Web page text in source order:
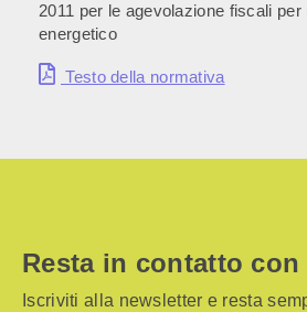
2011 per le agevolazione fiscali per
energetico
Testo della normativa
Resta in contatto con
Iscriviti alla newsletter e resta